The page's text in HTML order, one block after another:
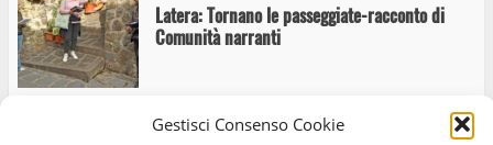
Gestisci Consenso Cookie
Latera: Tornano le passeggiate-racconto di
Comunità narranti